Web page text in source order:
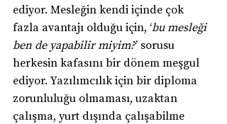
ediyor. Mesleğin kendi içinde çok
fazla avantajı olduğu için, ‘bu mesleği
ben de yapabilir miyim?’ sorusu
herkesin kafasını bir dönem meşgul
ediyor. Yazılımcılık için bir diploma
zorunluluğu olmaması, uzaktan
çalışma, yurt dışında çalışabilme